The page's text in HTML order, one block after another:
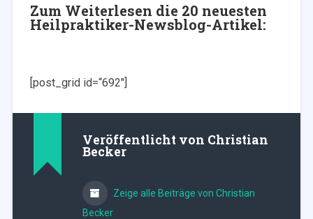
Zum Weiterlesen die 20 neuesten
Heilpraktiker-Newsblog-Artikel:
[post_grid id=“692″]
Veröffentlicht von Christian
Becker
Zeige alle Beiträge von Christian
Becker